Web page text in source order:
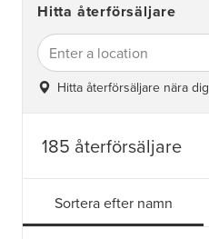
Hitta återförsäljare
Hitta återförsäljare nära dig
185 återförsäljare
Sortera efter namn